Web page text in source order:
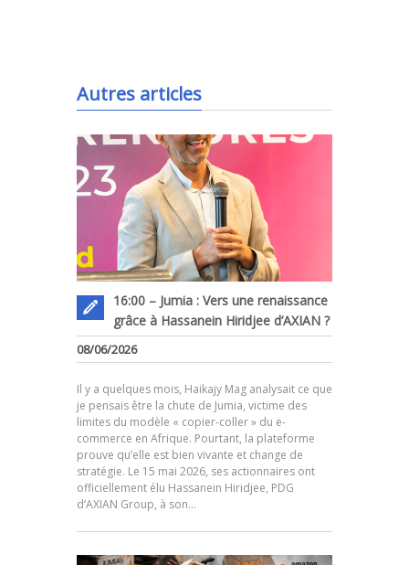
Autres articles
16:00 – Jumia : Vers une renaissance
grâce à Hassanein Hiridjee d’AXIAN ?
08/06/2026
Il y a quelques mois, Haikajy Mag analysait ce que
je pensais être la chute de Jumia, victime des
limites du modèle « copier-coller » du e-
commerce en Afrique. Pourtant, la plateforme
prouve qu’elle est bien vivante et change de
stratégie. Le 15 mai 2026, ses actionnaires ont
officiellement élu Hassanein Hiridjee, PDG
d’AXIAN Group, à son…